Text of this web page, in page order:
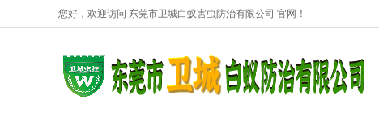
您好，欢迎访问 东莞市卫城白蚁害虫防治有限公司 官网！